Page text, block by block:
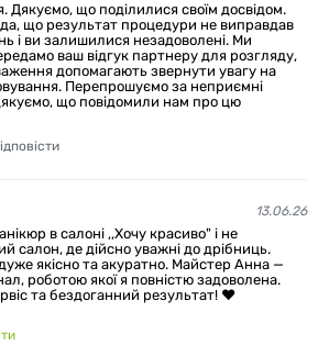
Дякуємо, що поділилися своїм досвідом.
що результат процедури не виправдав
і ви залишилися незадоволені. Ми
ваш відгук партнеру для розгляду,
допомагають звернути увагу на
Перепрошуємо за неприємні
що повідомили нам про цю
13.06.26
в салоні ,,Хочу красиво" і не
салон, де дійсно уважні до дрібниць.
якісно та акуратно. Майстер Анна —
роботою якої я повністю задоволена.
та бездоганний результат! ❤️